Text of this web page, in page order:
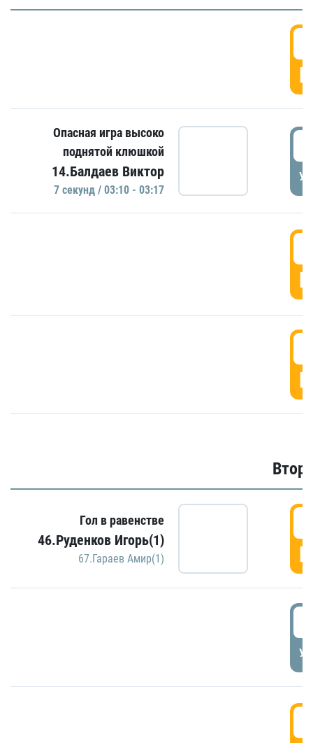
Опасная игра высоко
поднятой клюшкой
14.Балдаев Виктор
7 секунд / 03:10 - 03:17
Гол в равенстве
46.Руденков Игорь(1)
67.Гараев Амир(1)